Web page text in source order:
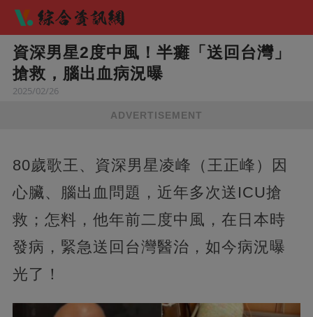
資深男星2度中風！半癱「送回台灣」
搶救，腦出血病況曝
2025/02/26
ADVERTISEMENT
80歲歌王、資深男星凌峰（王正峰）因
心臟、腦出血問題，近年多次送ICU搶
救；怎料，他年前二度中風，在日本時
發病，緊急送回台灣醫治，如今病況曝
光了！